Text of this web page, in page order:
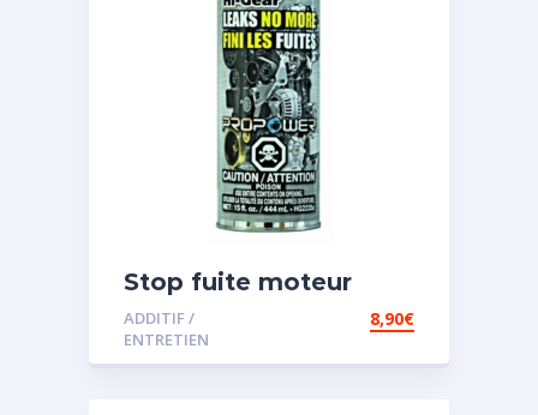
Stop fuite moteur
ADDITIF /
ENTRETIEN
8,90€